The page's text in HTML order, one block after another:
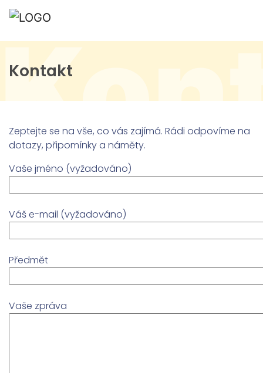
Kontakt
Zeptejte se na vše, co vás zajímá. Rádi odpovíme na
dotazy, připomínky a náměty.
Vaše jméno (vyžadováno)
Váš e-mail (vyžadováno)
Předmět
Vaše zpráva